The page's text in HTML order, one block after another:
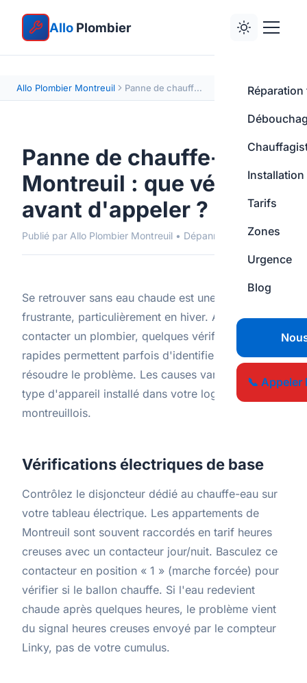
Allo Plombier
Installation
Tarifs
Zones
Urgence
Blog
📞 Appeler
Allo Plombier Montreuil Panne de chauffe-eau à Montreuil : que vérifier ?
Panne de chauffe-eau à
Montreuil : que vérifier
avant d'appeler ?
Publié par Allo Plombier Montreuil • Dépannage
Se retrouver sans eau chaude est une situation
frustrante, particulièrement en hiver. Avant de
contacter un plombier, quelques vérifications
rapides permettent parfois d'identifier et de
résoudre le problème. Les causes varient selon le
type d'appareil installé dans votre logement
montreuillois.
Vérifications électriques de base
Contrôlez le disjoncteur dédié au chauffe-eau sur
votre tableau électrique. Les appartements de
Montreuil sont souvent raccordés en tarif heures
creuses avec un contacteur jour/nuit. Basculez ce
contacteur en position « 1 » (marche forcée) pour
vérifier si le ballon chauffe. Si l'eau redevient
chaude après quelques heures, le problème vient
du signal heures creuses envoyé par le compteur
Linky, pas de votre cumulus.